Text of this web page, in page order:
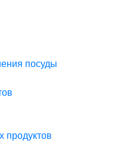
посуды
продуктов